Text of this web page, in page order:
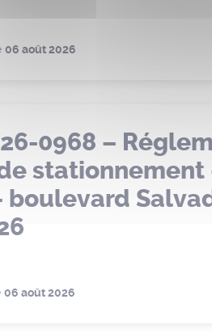
06 août 2026
0968 –
stationnement
06 août 2026